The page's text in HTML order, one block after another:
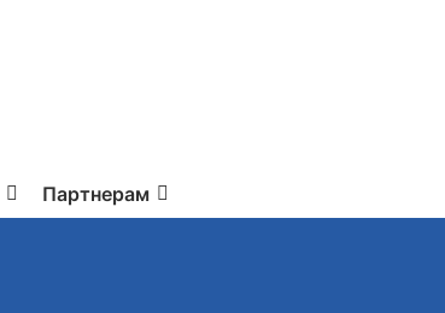
Партнерам